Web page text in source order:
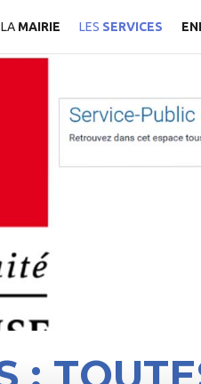
LA MAIRIE LES SERVICES